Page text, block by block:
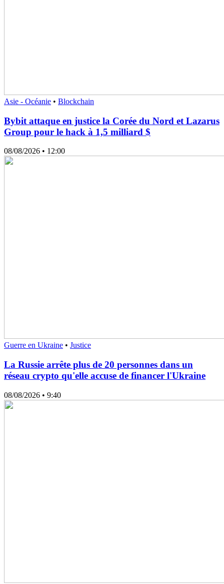
Asie - Océanie • Blockchain
Bybit attaque en justice la Corée du Nord et Lazarus
Group pour le hack à 1,5 milliard $
08/08/2026 • 12:00
Guerre en Ukraine • Justice
La Russie arrête plus de 20 personnes dans un
réseau crypto qu'elle accuse de financer l'Ukraine
08/08/2026 • 9:40